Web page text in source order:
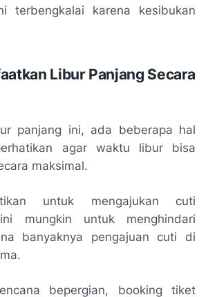
terbengkalai karena kesibukan
Libur Panjang Secara
panjang ini, ada beberapa hal
agar waktu libur bisa
maksimal.
untuk mengajukan cuti
mungkin untuk menghindari
banyaknya pengajuan cuti di
bepergian, booking tiket